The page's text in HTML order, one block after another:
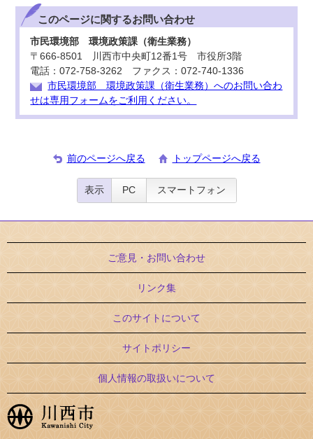
このページに関するお問い合わせ
市民環境部 環境政策課（衛生業務）
〒666-8501 川西市中央町12番1号 市役所3階
電話：072-758-3262 ファクス：072-740-1336
市民環境部 環境政策課（衛生業務）へのお問い合わ
せは専用フォームをご利用ください。
前のページへ戻る トップページへ戻る
表示 PC スマートフォン
ご意見・お問い合わせ
リンク集
このサイトについて
サイトポリシー
個人情報の取扱いについて